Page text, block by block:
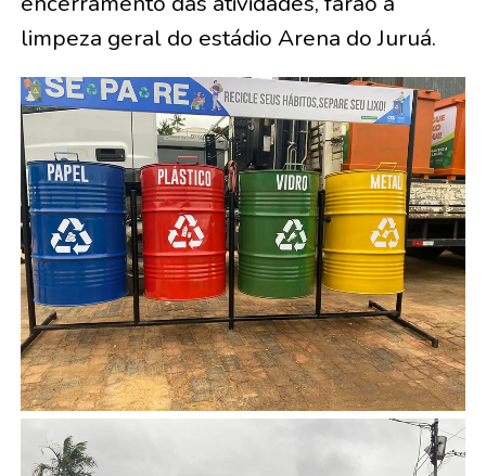
limpeza geral do estádio Arena do Juruá.